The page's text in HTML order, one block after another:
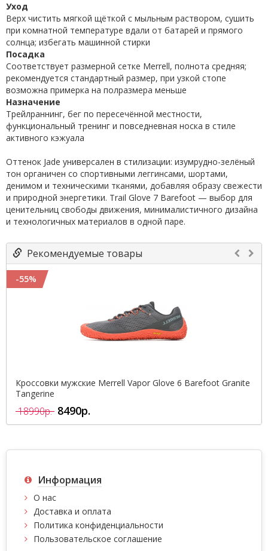
Уход
Верх чистить мягкой щёткой с мыльным раствором, сушить
при комнатной температуре вдали от батарей и прямого
солнца; избегать машинной стирки
Посадка
Соответствует размерной сетке Merrell, полнота средняя;
рекомендуется стандартный размер, при узкой стопе
возможна примерка на полразмера меньше
Назначение
Трейлраннинг, бег по пересечённой местности,
функциональный тренинг и повседневная носка в стиле
активного кэжуала
Оттенок Jade универсален в стилизации: изумрудно-зелёный
тон органичен со спортивными леггинсами, шортами,
денимом и техническими тканями, добавляя образу свежести
и природной энергетики. Trail Glove 7 Barefoot — выбор для
ценительниц свободы движения, минималистичного дизайна
и технологичных материалов в одной паре.
Рекомендуемые товары
-55%
Кроссовки мужские Merrell Vapor Glove 6 Barefoot Granite
Tangerine
18990р. 8490р.
Информация
О нас
Доставка и оплата
Политика конфиденциальности
Пользовательское соглашение